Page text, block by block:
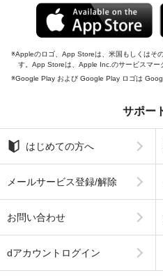
Appleのロゴ、App Storeは、米国もしくはそ
す。App Storeは、Apple Inc.のサービスマー
Google Play および Google Play ロゴは
サポー
はじめての方へ
メールサービス登録/解除
お問い合わせ
dアカウントログイン